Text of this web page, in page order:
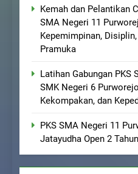
Kemah dan Pelantikan
SMA Negeri 11
Kepemimpinan,
Pramuka
Latihan Gabungan PKS
SMK Negeri 6
Kekompakan, dan
PKS SMA Negeri 11
Jatayudha Open 2